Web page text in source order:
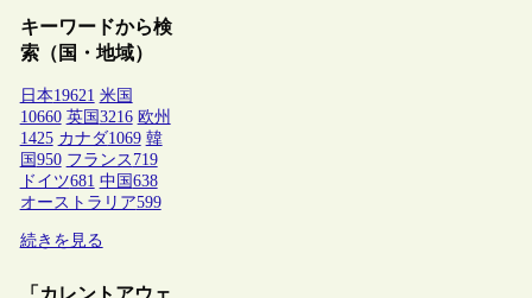
キーワードから検
索（国・地域）
日本19621 米国
10660 英国 3216 欧州
1425 カナダ1069 韓
国 950 フランス 719
ドイツ681 中国 638
オーストラリア599
続きを見る